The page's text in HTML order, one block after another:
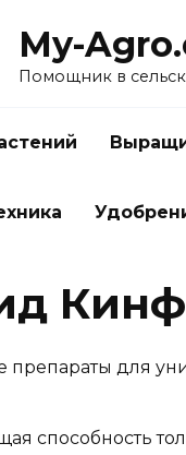
My-
Помощник в
для
способность